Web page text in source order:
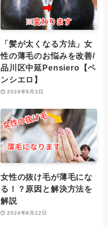
「髪が太くなる方法」女
性の薄毛のお悩みを改善/
品川区中延Pensiero【ペ
ンシエロ】
2024年9月3日
女性の抜け毛が薄毛にな
る！？原因と解決方法を
解説
2024年8月22日